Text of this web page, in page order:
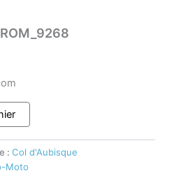
: Col d'Aubisque
Moto